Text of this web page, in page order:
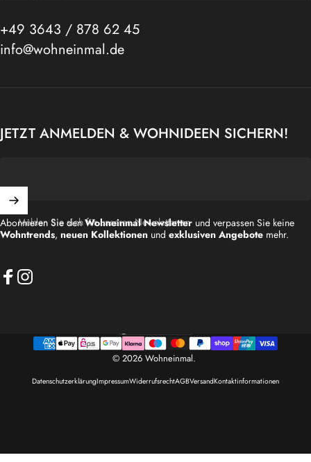
+49 3643 / 878 62 45
info@wohneinmal.de
JETZT ANMELDEN & WOHNIDEEN SICHERN!
Melden Sie sich für unseren Newsletter an
Abonnieren Sie denWohneinmal Newsletter und verpassen Sie keine
Wohntrends, neuen Kollektionen und exklusiven Angebote mehr.
© 2026 Wohneinmal.
DatenschutzerklärungImpressumWiderrufsrechtAGBVersandKontaktinformationen
Land/Region